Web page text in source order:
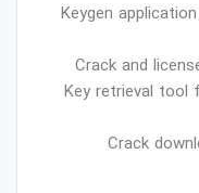
Keygen
Crack and
Key retrieval tool
Crack